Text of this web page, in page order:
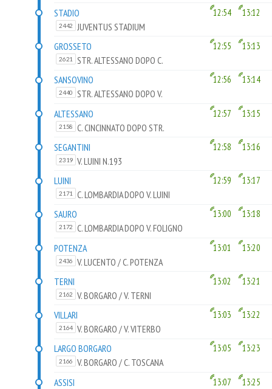
STADIO
2442 JUVENTUS STADIUM
12:54 13:12
GROSSETO
2621
STR. ALTESSANO DOPO C.
GROSSETO
12:55 13:13
SANSOVINO
2440
STR. ALTESSANO DOPO V.
SANSOVINO
12:56 13:14
ALTESSANO
2158
C. CINCINNATO DOPO STR.
ALTESSANO
12:57 13:15
SEGANTINI
2319 V. LUINI N.193
12:58 13:16
LUINI
2171 C. LOMBARDIA DOPO V. LUINI
12:59 13:17
SAURO
2172 C. LOMBARDIA DOPO V. FOLIGNO
13:00 13:18
POTENZA
2436 V. LUCENTO / C. POTENZA
13:01 13:20
TERNI
2162 V. BORGARO / V. TERNI
13:02 13:21
VILLARI
2164 V. BORGARO / V. VITERBO
13:03 13:22
LARGO BORGARO
2166 V. BORGARO / C. TOSCANA
13:05 13:23
ASSISI 13:07 13:25